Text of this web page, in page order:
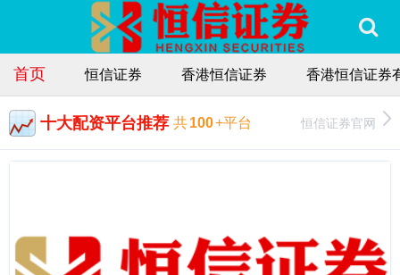
首页 恒信证券 香港恒信证券 香港恒信证券
十大配资平台推荐 共100+平台 恒信证券官网